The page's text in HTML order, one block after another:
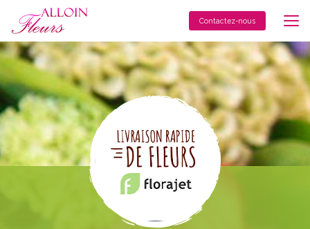
contenu
principal
Contactez-nous